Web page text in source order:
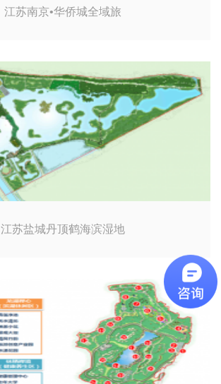
江苏南京•华侨城全域旅
江苏盐城丹顶鹤海滨湿地